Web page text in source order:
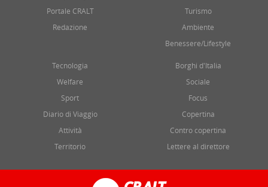
Portale CRALT
Redazione
Turismo
Ambiente
Benessere/Lifestyle
Tecnologia
Welfare
Sport
Diario di Viaggio
Attività
Territorio
Borghi d'Italia
Sociale
Focus
Copertina
Contro copertina
Lettere al direttore